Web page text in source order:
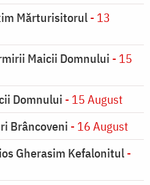
Mărturisitorul- 13
Maicii Domnului - 15
Domnului - 15 August
Brâncoveni - 16 August
Gherasim Kefalonitul-